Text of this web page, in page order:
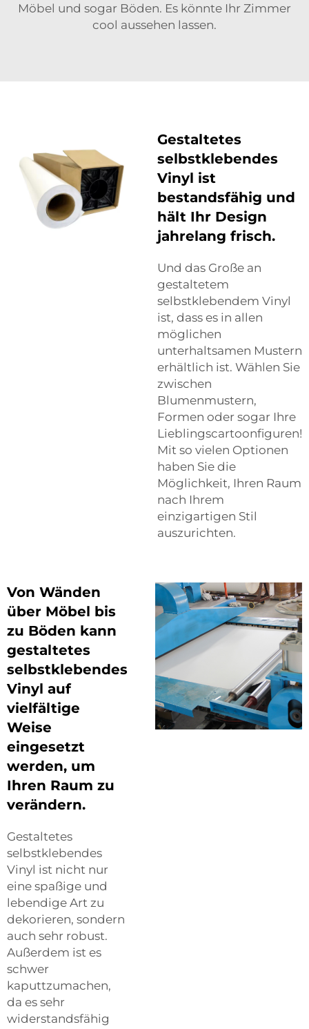
Möbel und sogar Böden. Es könnte Ihr Zimmer
cool aussehen lassen.
Gestaltetes
selbstklebendes
Vinyl ist
bestandsfähig und
hält Ihr Design
jahrelang frisch.
Und das Große an
gestaltetem
selbstklebendem Vinyl
ist, dass es in allen
möglichen
unterhaltsamen Mustern
erhältlich ist. Wählen Sie
zwischen
Blumenmustern,
Formen oder sogar Ihre
Lieblingscartoonfiguren!
Mit so vielen Optionen
haben Sie die
Möglichkeit, Ihren Raum
nach Ihrem
einzigartigen Stil
auszurichten.
Von Wänden
über Möbel bis
zu Böden kann
gestaltetes
selbstklebendes
Vinyl auf
vielfältige
Weise
eingesetzt
werden, um
Ihren Raum zu
verändern.
Gestaltetes
selbstklebendes
Vinyl ist nicht nur
eine spaßige und
lebendige Art zu
dekorieren, sondern
auch sehr robust.
Außerdem ist es
schwer
kaputtzumachen,
da es sehr
widerstandsfähig